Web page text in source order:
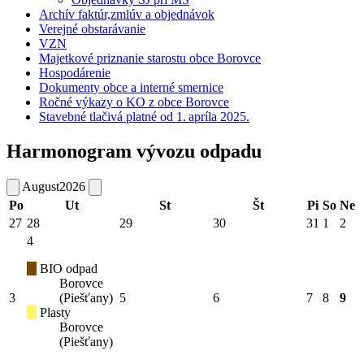
Archív faktúr,zmlúv a objednávok
Verejné obstarávanie
VZN
Majetkové priznanie starostu obce Borovce
Hospodárenie
Dokumenty obce a interné smernice
Ročné výkazy o KO z obce Borovce
Stavebné tlačivá platné od 1. apríla 2025.
Harmonogram vývozu odpadu
August2026
Po
Ut St Št Pi So Ne
27 28 29 30 31 1 2
3
4
BIO odpad
Borovce
(Piešťany)
Plasty
Borovce
(Piešťany)
5 6 7 8 9